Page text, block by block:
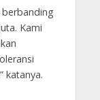
berbanding
Kami
katanya.